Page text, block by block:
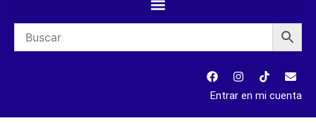
Entrar en mi cuenta